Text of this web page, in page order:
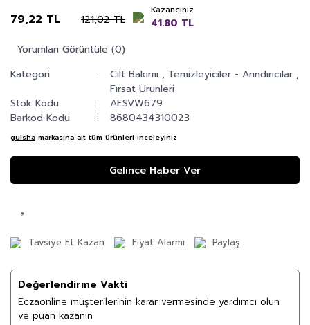
79,22 TL 121,02 TL
Kazancınız
41.80 TL
Yorumları Görüntüle (0)
Kategori
Cilt Bakımı , Temizleyiciler - Arındırıcılar ,
Fırsat Ürünleri
Stok Kodu
AESVW679
Barkod Kodu
8680434310023
gulsha markasına ait tüm ürünleri inceleyiniz
Gelince Haber Ver
Tavsiye Et Kazan Fiyat Alarmı Paylaş
Değerlendirme Vakti
Eczaonline müşterilerinin karar vermesinde yardımcı olun
ve puan kazanın